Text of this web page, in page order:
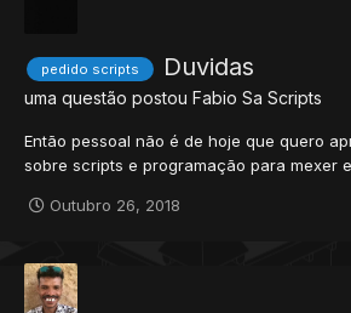
pedido scripts Duvidas
uma questão postou Fabio Sa Scripts
Então pessoal não é de hoje que quero
sobre scripts e programação para mexer
possa estudar, ver videos e por onde
comple...
Outubro 26, 2018